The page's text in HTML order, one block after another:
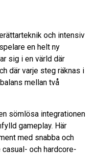
och intensiv
spelare en helt ny
sig i en värld där
där varje steg räknas i
mellan två
sömlösa integrationen
gameplay. Här
med snabba och
och hardcore-